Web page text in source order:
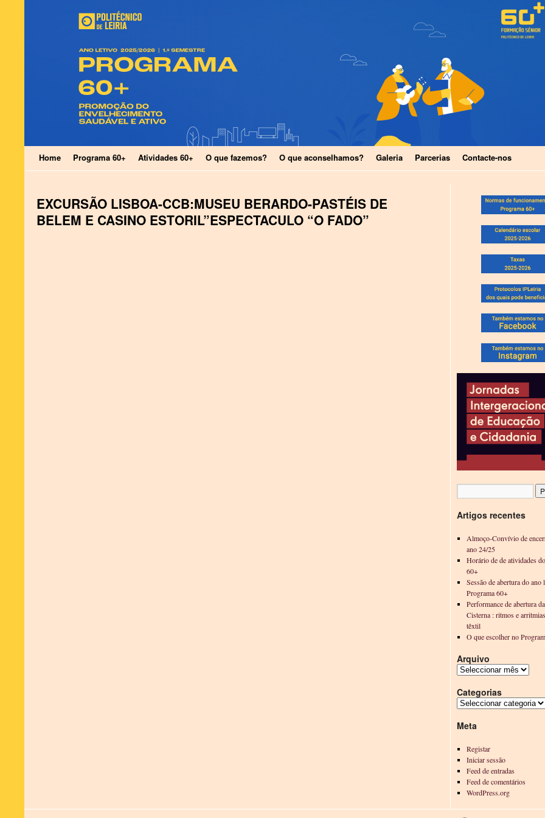
Home Programa 60+ Atividades 60+ O que fazemos? O que aconselhamos? Galeria Parcerias Contacte-nos
EXCURSÃO LISBOA-CCB:MUSEU BERARDO-PASTÉIS DE
BELEM E CASINO ESTORIL”ESPECTACULO “O FADO”
Artigos recentes
Almoço-Convívio de
ano 24/25
Horário de de atividades
60+
Sessão de abertura do ano
Programa 60+
Performance de abertura
Cisterna : ritmos e
têxtil
O que escolher no
Arquivo
Categorias
Meta
Registar
Iniciar sessão
Feed de entradas
Feed de comentários
WordPress.org